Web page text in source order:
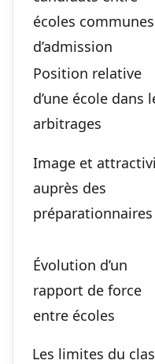
écoles communes
d’admission
Position relative
d’une école dans
arbitrages
Image et
auprès des
préparationnaires
Évolution d’un
rapport de force
entre écoles
Les limites du